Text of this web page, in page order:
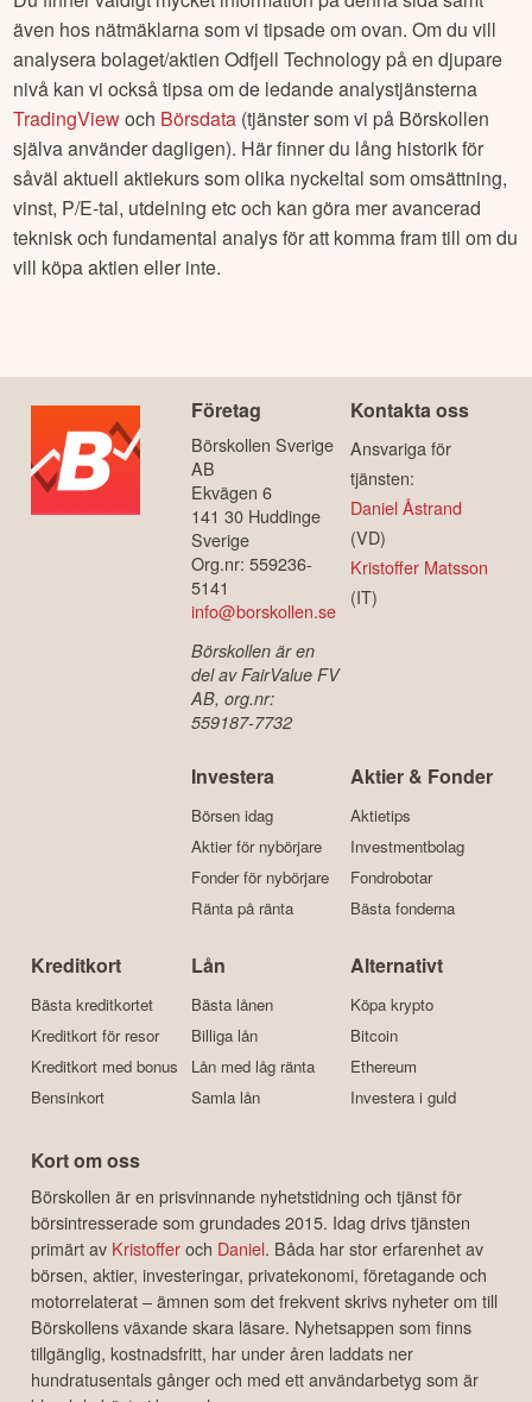
även hos nätmäklarna som vi tipsade om ovan. Om du vill
analysera bolaget/aktienOdfjell Technology på en djupare
nivå kan vi också tipsa om de ledande analystjänsterna
TradingViewoch Börsdata (tjänster som vi på Börskollen
själva använder dagligen). Här finner du lång historik för
såväl aktuell aktiekurs som olika nyckeltal som omsättning,
vinst, P/E-tal, utdelning etc och kan göra mer avancerad
teknisk och fundamental analys för att komma fram till om du
vill köpa aktien eller inte.
Företag
Börskollen Sverige
AB
Ekvägen 6
141 30 Huddinge
Sverige
Org.nr: 559236-
5141
info@borskollen.se
Börskollen är en
del av FairValue FV
AB, org.nr:
559187-7732
Kontakta oss
Ansvariga för
tjänsten:
Daniel Åstrand
(VD)
Kristoffer Matsson
(IT)
Investera
Börsen idag
Aktier för nybörjare
Fonder för nybörjare
Ränta på ränta
Aktier & Fonder
Aktietips
Investmentbolag
Fondrobotar
Bästa fonderna
Kreditkort
Bästa kreditkortet
Kreditkort för resor
Kreditkort med bonus
Bensinkort
Lån
Bästa lånen
Billiga lån
Lån med låg ränta
Samla lån
Alternativt
Köpa krypto
Bitcoin
Ethereum
Investera i guld
Kort om oss
Börskollen är en prisvinnande nyhetstidning och tjänst för
börsintresserade som grundades 2015. Idag drivs tjänsten
primärt av Kristofferoch Daniel. Båda har stor erfarenhet av
börsen, aktier, investeringar, privatekonomi, företagande och
motorrelaterat – ämnen som det frekvent skrivs nyheter om till
Börskollens växande skara läsare. Nyhetsappen som finns
tillgänglig, kostnadsfritt, har under åren laddats ner
hundratusentals gånger och med ett användarbetyg som är